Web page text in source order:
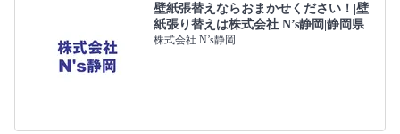
壁紙張替えならおまかせください！|壁
紙張り替えは株式会社 N’s静岡|静岡県
株式会社 N’s静岡